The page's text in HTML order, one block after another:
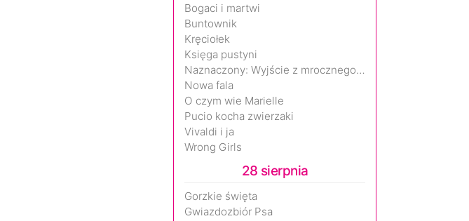
Bogaci i martwi
Buntownik
Kręciołek
Księga pustyni
Naznaczony: Wyjście z mrocznego wymiaru
Nowa fala
O czym wie Marielle
Pucio kocha zwierzaki
Vivaldi i ja
Wrong Girls
28 sierpnia
Gorzkie święta
Gwiazdozbiór Psa